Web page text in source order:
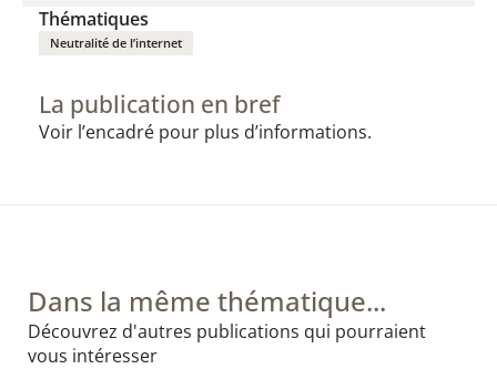
Thématiques
Neutralité de l’internet
La publication en bref
Voir l’encadré pour plus d’informations.
Dans la même thématique...
Découvrez d'autres publications qui pourraient
vous intéresser